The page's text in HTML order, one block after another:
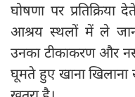
घोषणा पर
आश्रय स्थलों में ले
उनका टीकाकरण और
घूमते हुए खाना खिलाना